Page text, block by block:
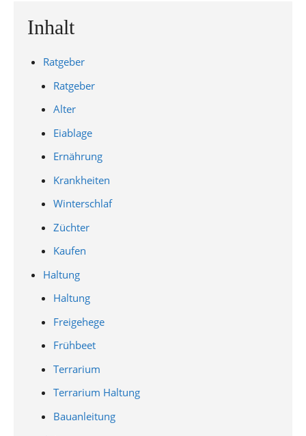
Inhalt
Ratgeber
Ratgeber
Alter
Eiablage
Ernährung
Krankheiten
Winterschlaf
Züchter
Kaufen
Haltung
Haltung
Freigehege
Frühbeet
Terrarium
Terrarium Haltung
Bauanleitung